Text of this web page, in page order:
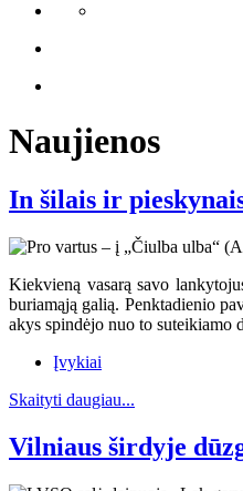
Naujienos
In šilais ir
Kiekvieną vasarą savo
buriamąją galią. Penktadienio
akys spindėjo nuo to suteikiamo
Įvykiai
Skaityti daugiau...
Vilniaus širdyje